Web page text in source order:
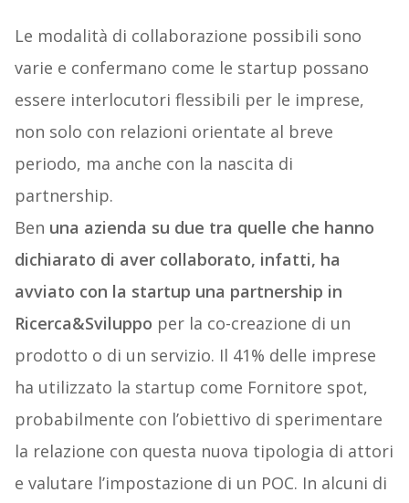
Le modalità di collaborazione possibili sono
varie e confermano come le startup possano
essere interlocutori flessibili per le imprese,
non solo con relazioni orientate al breve
periodo, ma anche con la nascita di
partnership.
Ben una azienda su due tra quelle che hanno
dichiarato di aver collaborato, infatti, ha
avviato con la startup una partnership in
Ricerca&Sviluppo per la co-creazione di un
prodotto o di un servizio. Il 41% delle imprese
ha utilizzato la startup come Fornitore spot,
probabilmente con l’obiettivo di sperimentare
la relazione con questa nuova tipologia di attori
e valutare l’impostazione di un POC. In alcuni di